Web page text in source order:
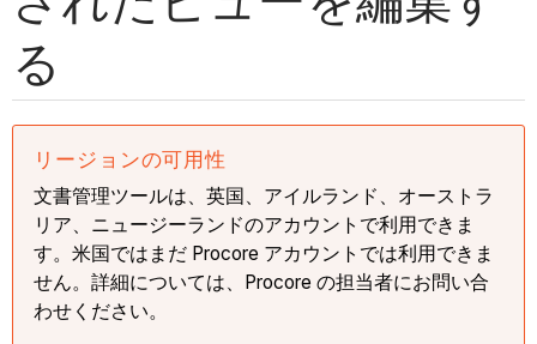
る
リージョンの可用性
文書管理ツールは、英国、アイルランド、オーストラ
リア、ニュージーランドのアカウントで利用できま
す。米国ではまだ Procore アカウントでは利用できま
せん。詳細については、Procore の担当者にお問い合
わせください。